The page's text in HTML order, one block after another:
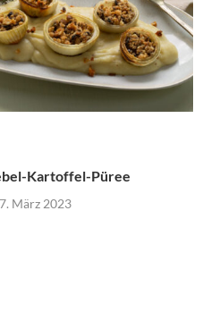
Kartoffel-Püree
März 2023